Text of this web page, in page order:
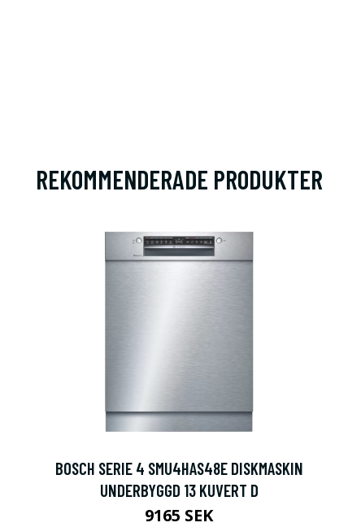
REKOMMENDERADE PRODUKTER
BOSCH SERIE 4 SMU4HAS48E DISKMASKIN
UNDERBYGGD 13 KUVERT D
9165 SEK